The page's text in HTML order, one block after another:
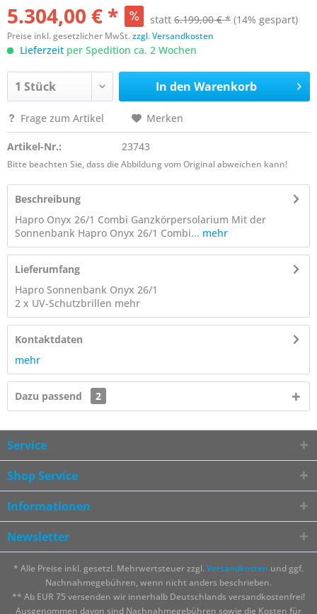
5.304,00 € * statt 6.199,00 € * (14% gespart)
Preise inkl. gesetzlicher MwSt.zzgl. Versandkosten
Lieferzeit per Spedition ca. 2 Wochen
In den Warenkorb
Frage zum Artikel Merken
Artikel-Nr.: 23743
Bitte beachten Sie, dass die Abbildung vom Original abweichen kann!
Beschreibung
Hapro Onyx 26/1 Combi Ganzkörpersolarium Mit der
Sonnenbank Hapro Onyx 26/1 Combi... mehr
Lieferumfang
Hapro Sonnenbank Onyx 26/1
2 x UV-Schutzbrillen mehr
Kontaktdaten
mehr
Dazu passend 2
Service
Shop Service
Informationen
Newsletter
* Alle Preise inkl. gesetzl. Mehrwertsteuer zzgl. Versandkosten und ggf.
Nachnahmegebühren, wenn nicht anders beschrieben.
** Ab EUR 75 versenden wir innerhalb Deutschlands versandkostenfrei!
Ausgenommen davon sind Nachnahmegebühren sowie die Kosten für